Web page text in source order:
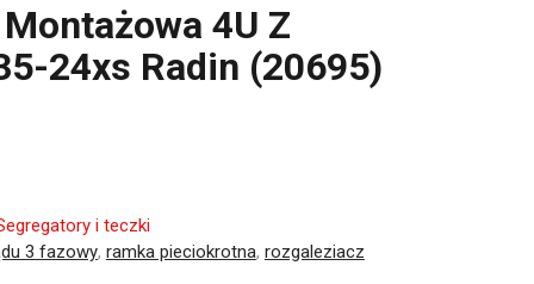
4U Z
24xs Radin (20695)
i teczki
3 fazowy, ramka pieciokrotna, rozgaleziacz